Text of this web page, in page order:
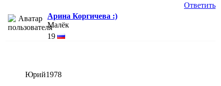
Ответить
Арина Коргичева :)
Малёк
19
Юрий1978